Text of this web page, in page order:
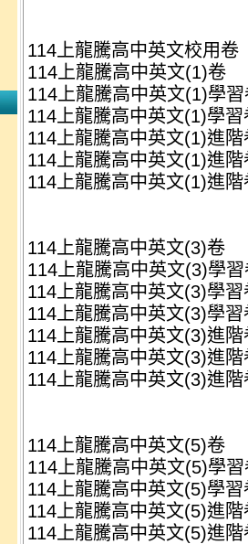
114上龍騰高中英文校用卷
114上龍騰高中英文(1)卷
114上龍騰高中英文(1)學
114上龍騰高中英文(1)學
114上龍騰高中英文(1)進
114上龍騰高中英文(1)進
114上龍騰高中英文(1)進
114上龍騰高中英文(3)卷
114上龍騰高中英文(3)學
114上龍騰高中英文(3)學
114上龍騰高中英文(3)學
114上龍騰高中英文(3)進
114上龍騰高中英文(3)進
114上龍騰高中英文(3)進
114上龍騰高中英文(5)卷
114上龍騰高中英文(5)學
114上龍騰高中英文(5)學
114上龍騰高中英文(5)進
114上龍騰高中英文(5)進